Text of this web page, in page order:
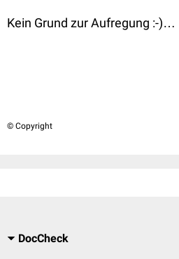
Kein Grund zur Aufregung :-)…
© Copyright
DocCheck